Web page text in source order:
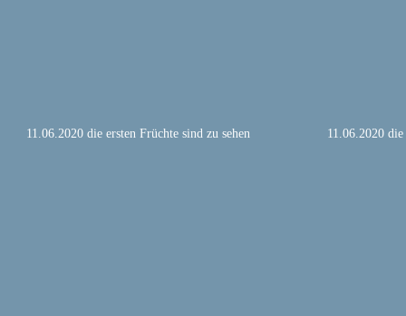
11.06.2020 die ersten Früchte sind zu sehen 11.06.2020